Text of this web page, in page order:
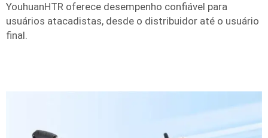
YouhuanHTR oferece desempenho confiável para
usuários atacadistas, desde o distribuidor até o usuário
final.